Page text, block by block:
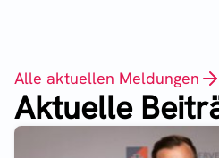
Alle aktuellen Meldungen
Aktuelle